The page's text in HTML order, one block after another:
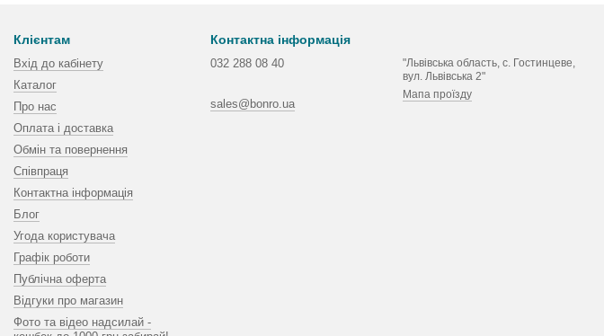
Клієнтам
Вхід до кабінету
Каталог
Про нас
Оплата і доставка
Обмін та повернення
Співпраця
Контактна інформація
Блог
Угода користувача
Графік роботи
Публічна оферта
Відгуки про магазин
Фото та відео надсилай -
Контактна інформація
032 288 08 40
sales@bonro.ua
"Львівська область, с. Гостинцеве,
вул. Львівська 2"
Мапа проїзду